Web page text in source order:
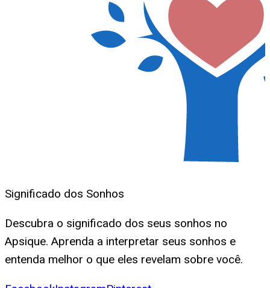
Significado dos Sonhos
Descubra o significado dos seus sonhos no
Apsique. Aprenda a interpretar seus sonhos e
entenda melhor o que eles revelam sobre você.